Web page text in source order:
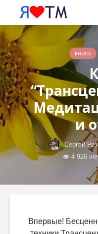
КНИГИ
и
Сергей
4 926
Впервые!